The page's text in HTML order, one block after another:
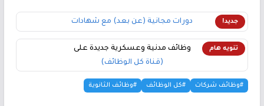
جديد! دورات مجانية (عن بعد) مع شهادات
تنويه هام
وظائف مدنية وعسكرية جديدة على
(قناة كل الوظائف)
#وظائف شركات #كل الوظائف #وظائف الثانوية